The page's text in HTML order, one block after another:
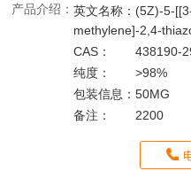
产品介绍：英文名称： (5Z)-5-
methylene]-2,4-
CAS：
438190-
纯度：
>98%
包装信息：50MG
备注：
2200